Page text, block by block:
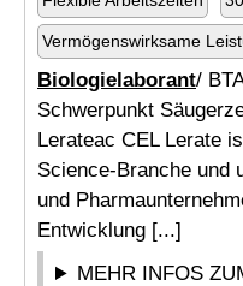
Vermögenswirksame
Biologielaborant/
Schwerpunkt
Lerateac CEL Lerate
Science-Branche und
und
Entwicklung [...]
MEHR INFOS